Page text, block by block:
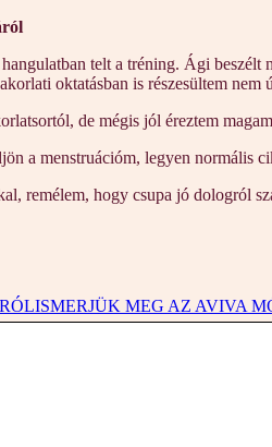
telt a tréning. Ági
oktatásban is részesültem nem
de mégis jól éreztem
a menstruációm, legyen normális
remélem, hogy csupa jó dologról
ISMERJÜK MEG AZ AVIVA